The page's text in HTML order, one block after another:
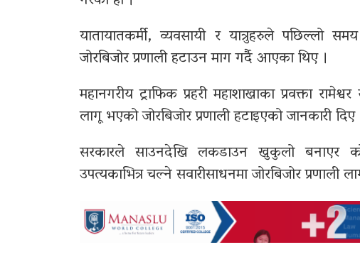
यातायातकर्मी, व्यवसायी र यात्रुहरुले पछिल्लो
जोरबिजोर प्रणाली हटाउन माग गर्दै आएका थिए ।
महानगरीय ट्राफिक प्रहरी महाशाखाका प्रवक्ता
लागू भएको जोरबिजोर प्रणाली हटाइएको जानकारी दिए
सरकारले साउनदेखि लकडाउन खुकुलो बनाएर
उपत्यकाभित्र चल्ने सवारीसाधनमा जोरबिजोर प्रणाली